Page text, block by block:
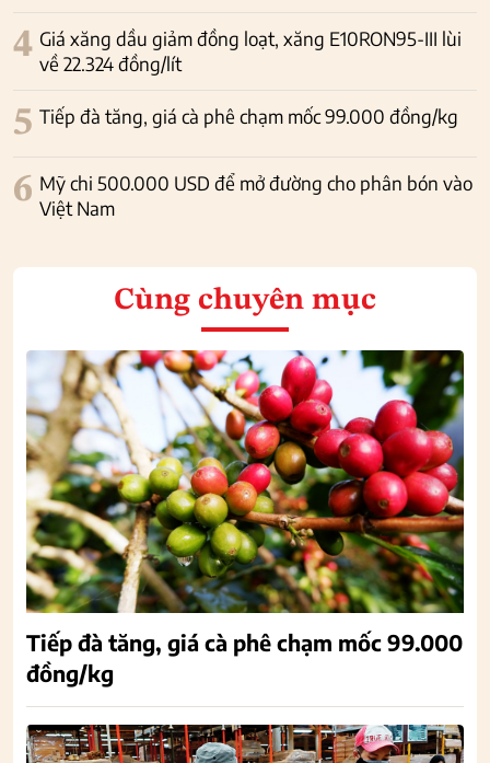
4 Giá xăng dầu giảm đồng loạt, xăng E10RON95-III lùi
về 22.324 đồng/lít
5 Tiếp đà tăng, giá cà phê chạm mốc 99.000 đồng/kg
6 Mỹ chi 500.000 USD để mở đường cho phân bón vào
Việt Nam
Cùng chuyên mục
Tiếp đà tăng, giá cà phê chạm mốc 99.000
đồng/kg